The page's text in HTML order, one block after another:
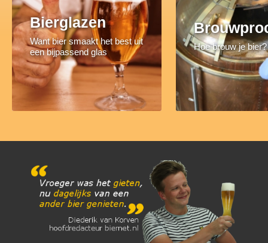
Bierglazen
Want bier smaakt het best uit
een bijpassend glas
Hoe brouw je bier?